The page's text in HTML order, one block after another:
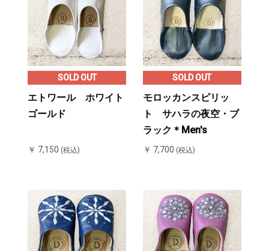
SOLD OUT
エトワール ホワイト
ゴールド
￥ 7,150 (税込)
SOLD OUT
モロッカンスピリッ
ト サハラの夜空・ブ
ラック＊Men's
￥ 7,700 (税込)